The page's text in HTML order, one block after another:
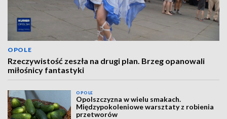
OPOLE
Rzeczywistość zeszła na drugi plan. Brzeg opanowali
miłośnicy fantastyki
OPOLE
Opolszczyzna w wielu smakach.
Międzypokoleniowe warsztaty z robienia
przetworów